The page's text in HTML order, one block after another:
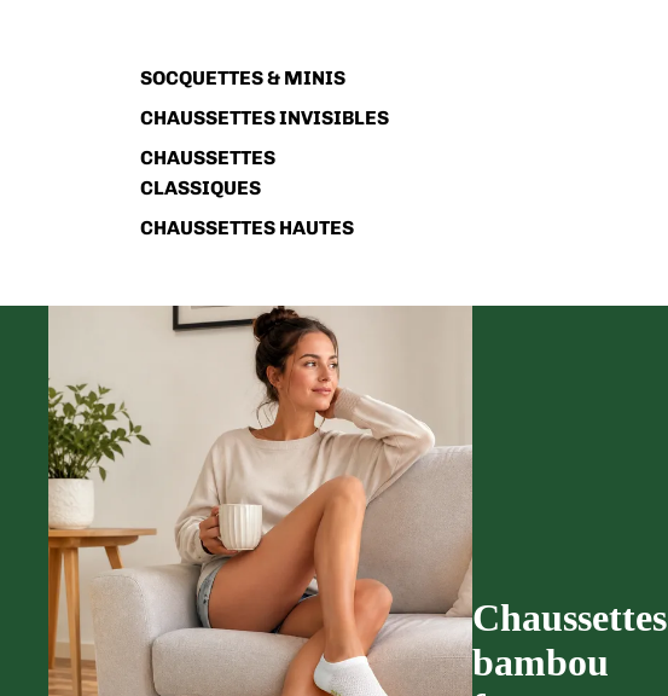
SOCQUETTES & MINIS
CHAUSSETTES INVISIBLES
CHAUSSETTES
CLASSIQUES
CHAUSSETTES HAUTES
Chaussettes
bambou